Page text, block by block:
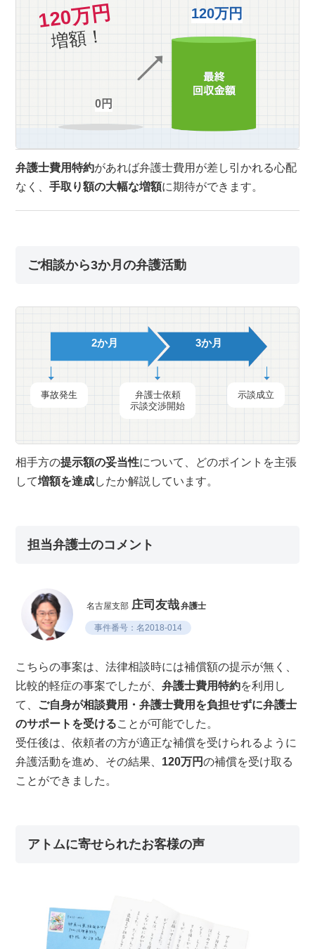
120万円
増額！
0円
120万円
弁護士費用特約があれば弁護士費用が差し引かれる心配
なく、手取り額の大幅な増額に期待ができます。
ご相談から3か月の弁護活動
2か月 3か月
事故発生
弁護士依頼
示談交渉開始
示談成立
相手方の提示額の妥当性について、どのポイントを主張
して増額を達成したか解説しています。
担当弁護士のコメント
名古屋支部 庄司友哉弁護士
事件番号：名2018-014
こちらの事案は、法律相談時には補償額の提示が無く、
比較的軽症の事案でしたが、弁護士費用特約を利用し
て、 ご自身が相談費用・弁護士費用を負担せずに弁護士
のサポートを受けることが可能でした。
受任後は、依頼者の方が適正な補償を受けられるように
弁護活動を進め、その結果、 120万円の補償を受け取る
ことができました。
アトムに寄せられたお客様の声